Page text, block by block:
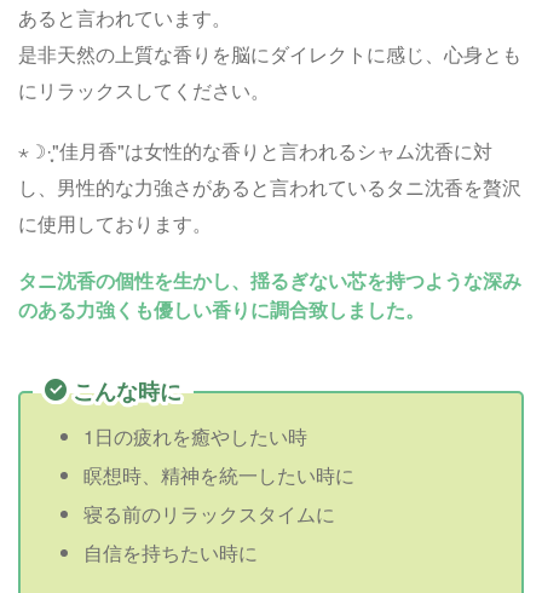
あると言われています。
是非天然の上質な香りを脳にダイレクトに感じ、心身とも
にリラックスしてください。
⋆☽︎︎·̩͙"佳月香"は女性的な香りと言われるシャム沈香に対
し、男性的な力強さがあると言われているタニ沈香を贅沢
に使用しております。
タニ沈香の個性を生かし、揺るぎない芯を持つような深み
のある力強くも優しい香りに調合致しました。
こんな時に
1日の疲れを癒やしたい時
瞑想時、精神を統一したい時に
寝る前のリラックスタイムに
自信を持ちたい時に